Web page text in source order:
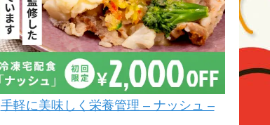
手軽に美味しく栄養管理 – ナッシュ –